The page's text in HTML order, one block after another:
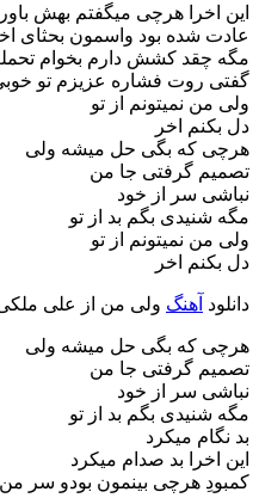
این اخرا هرچی میگفتم بهش
عادت شده بود واسمون بحثای
مگه چقد کشش دارم بخوام
گفتی روت فشاره عزیزم تو
ولی من نمیتونم از تو
دل بکنم اخر
هرچی که بگی حل میشه ولی
تصمیم گرفتی جا من
نباشی سر از خود
مگه شنیدی بگم بد از تو
ولی من نمیتونم از تو
دل بکنم اخر
دانلود آهنگ ولی من از علی
هرچی که بگی حل میشه ولی
تصمیم گرفتی جا من
نباشی سر از خود
مگه شنیدی بگم بد از تو
بد نگام میکرد
این اخرا بد صدام میکرد
کمبودِ هرچی بینمون بودو سر